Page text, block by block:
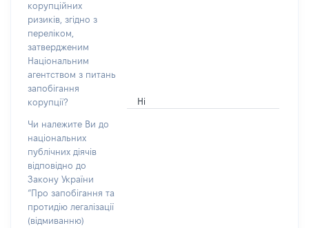
корупційних
ризиків, згідно з
переліком,
затвердженим
Національним
агентством з питань
запобігання
корупції?
Ні
Чи належите Ви до
національних
публічних діячів
відповідно до
Закону України
“Про запобігання та
протидію легалізації
(відмиванню)